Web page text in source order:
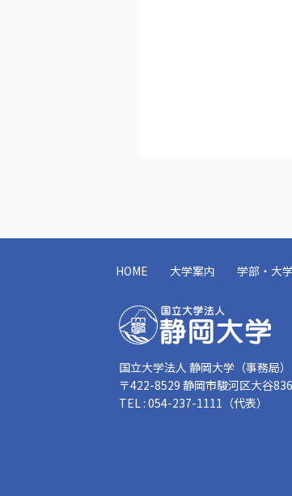
HOME 大学案内 学部・大
国立大学法人 静岡大学（事務局）
〒422-8529 静岡市駿河区大谷836
TEL : 054-237-1111（代表）